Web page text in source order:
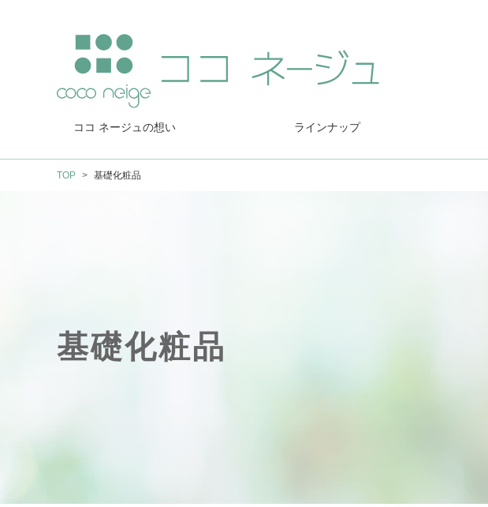
ココ ネージュの想い ラインナップ
TOP 基礎化粧品
基礎化粧品